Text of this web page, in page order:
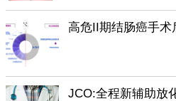
高危II期结肠癌手术
JCO:全程新辅助放